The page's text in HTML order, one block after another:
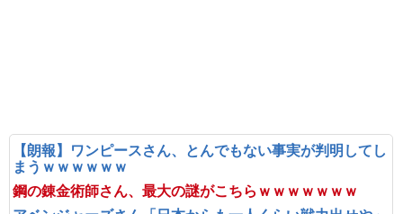
【朗報】ワンピースさん、とんでもない事実が判明してし
まうｗｗｗｗｗｗ
鋼の錬金術師さん、最大の謎がこちらｗｗｗｗｗｗｗ